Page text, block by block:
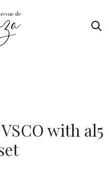
with al5